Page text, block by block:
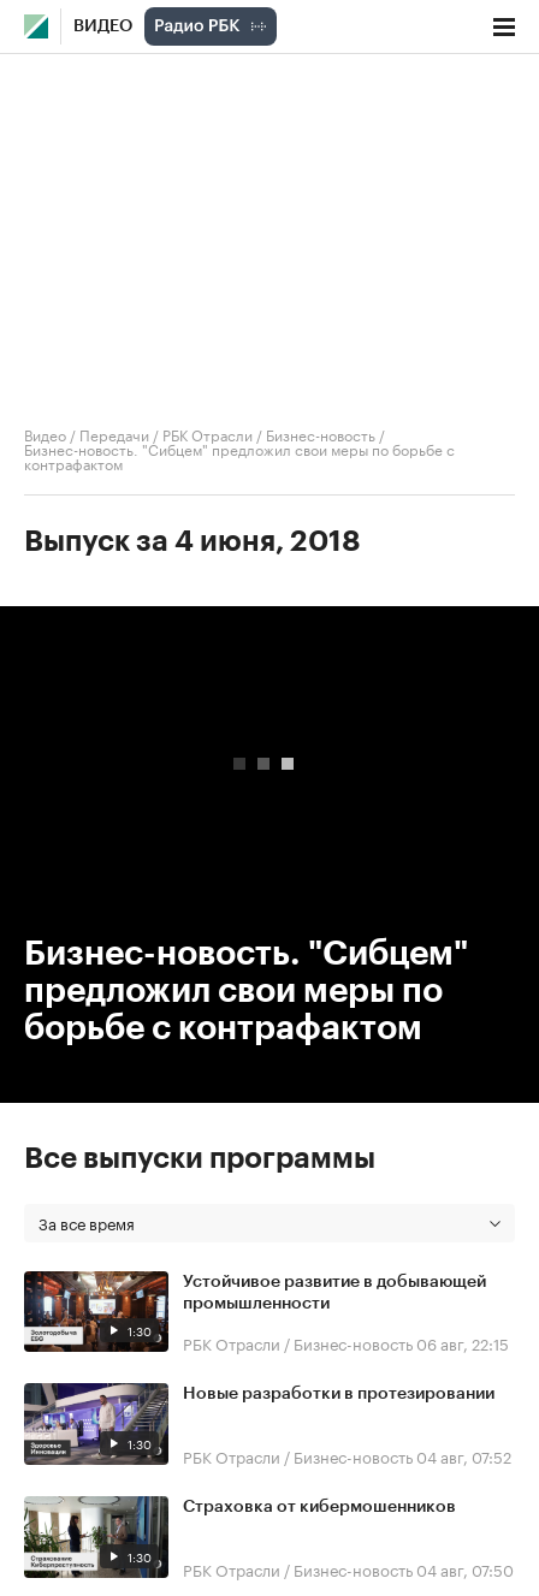
ВИДЕО
Видео / Передачи / РБК Отрасли / Бизнес-новость /
Бизнес-новость. "Сибцем" предложил свои меры по борьбе с
контрафактом
Выпуск за 4 июня, 2018
Бизнес-новость. "Сибцем"
предложил свои меры по
борьбе с контрафактом
Все выпуски программы
За все время
1:30
Устойчивое развитие в добывающей
промышленности
РБК Отрасли / Бизнес-новость 06 авг, 22:15
1:30
Новые разработки в протезировании
РБК Отрасли / Бизнес-новость 04 авг, 07:52
1:30
Страховка от кибермошенников
РБК Отрасли / Бизнес-новость 04 авг, 07:50